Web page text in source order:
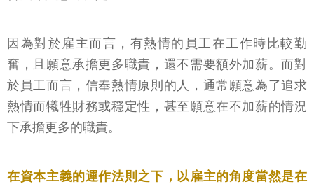
因為對於雇主而言，有熱情的員工在工作時比較勤
奮，且願意承擔更多職責，還不需要額外加薪。而對
於員工而言，信奉熱情原則的人，通常願意為了追求
熱情而犧牲財務或穩定性，甚至願意在不加薪的情況
下承擔更多的職責。
在資本主義的運作法則之下，以雇主的角度當然是在